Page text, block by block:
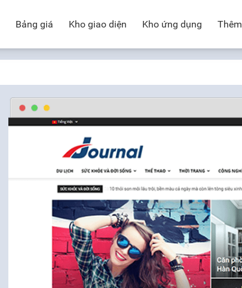
Bảng giá Kho giao diện Kho ứng dụng Thêm